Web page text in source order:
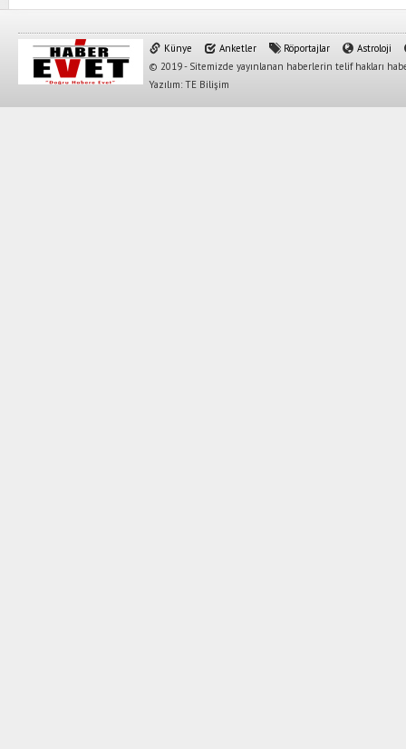
Künye Anketler Röportajlar
Astroloji
© 2019 - Sitemizde yayınlanan haberlerin telif hakları
Yazılım: TE Bilişim